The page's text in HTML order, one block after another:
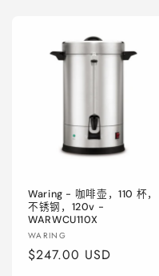
Waring - 咖啡壶，110 杯，
不锈钢，120v -
WARWCU110X
厂
商：
WARING
常
$247.00 USD